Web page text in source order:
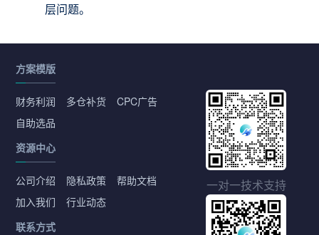
层问题。
方案模版
财务利润 多仓补货
CPC广告
自助选品
资源中心
公司介绍 隐私政策
帮助文档
加入我们
行业动态
联系方式
一对一技术支持